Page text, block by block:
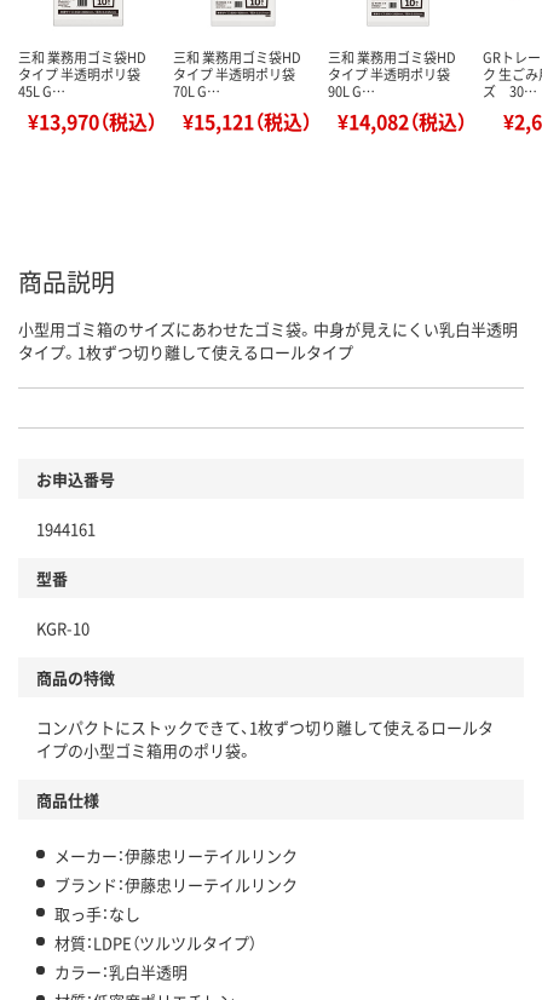
三和 業務用ゴミ袋HD
タイプ 半透明ポリ袋
45L G…
¥13,970（税込）
三和 業務用ゴミ袋HD
タイプ 半透明ポリ袋
70L G…
¥15,121（税込）
三和 業務用ゴミ袋HD
タイプ 半透明ポリ袋
90L G…
¥14,082（税込）
GRトレ
ク 生ご
ズ 30…
商品説明
小型用ゴミ箱のサイズにあわせたゴミ袋。中身が見えにくい乳白半透明
タイプ。1枚ずつ切り離して使えるロールタイプ
お申込番号
1944161
型番
KGR-10
商品の特徴
コンパクトにストックできて、1枚ずつ切り離して使えるロールタ
イプの小型ゴミ箱用のポリ袋。
商品仕様
メーカー：伊藤忠リーテイルリンク
ブランド：伊藤忠リーテイルリンク
取っ手：なし
材質：LDPE（ツルツルタイプ）
カラー：乳白半透明